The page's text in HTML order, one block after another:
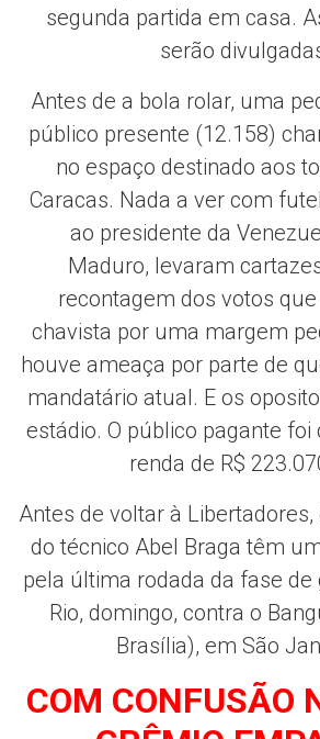
segunda partida em casa.
serão
Antes de a bola rolar, uma
público presente (12.158)
no espaço destinado aos
Caracas. Nada a ver com
ao presidente da
Maduro, levaram
recontagem dos votos
chavista por uma margem
houve ameaça por parte de
mandatário atual. E os
estádio. O público pagante foi
renda de R$
Antes de voltar à
do técnico Abel Braga têm
pela última rodada da fase de
Rio, domingo, contra o
Brasília), em São
COM CONFUSÃO